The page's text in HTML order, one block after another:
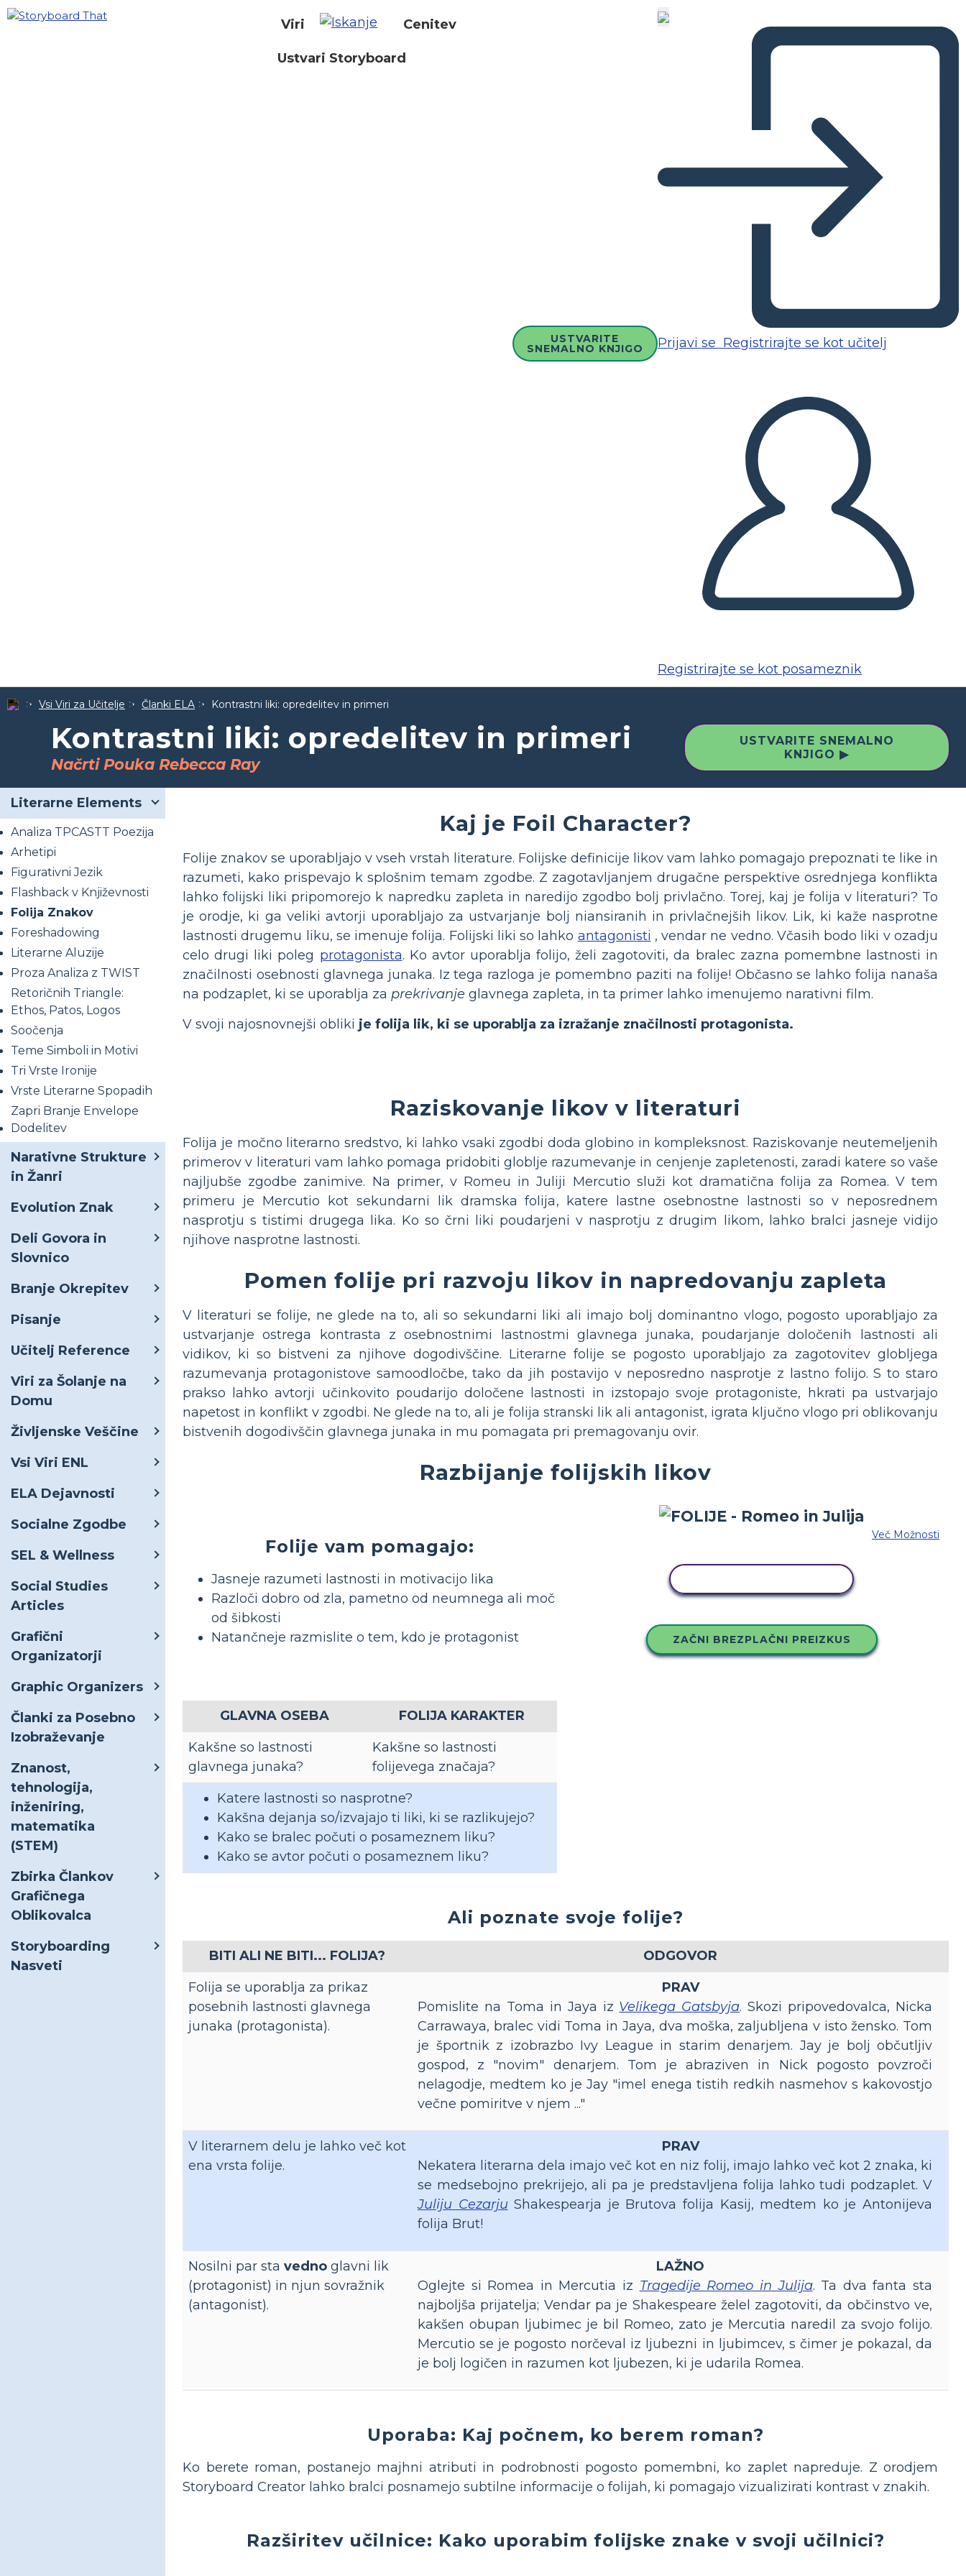
Viri Cenitev
Ustvari Storyboard
USTVARITE
SNEMALNO KNJIGO Prijavi se Registrirajte se kot učitelj
Registrirajte se kot posameznik
Vsi Viri za Učitelje Članki ELA Kontrastni liki: opredelitev in primeri
Kontrastni liki: opredelitev in primeri
Načrti Pouka Rebecca Ray
USTVARITE SNEMALNO
KNJIGO ▶
Literarne Elements
Analiza TPCASTT Poezija
Arhetipi
Figurativni Jezik
Flashback v Književnosti
Folija Znakov
Foreshadowing
Literarne Aluzije
Proza Analiza z TWIST
Retoričnih Triangle:
Ethos, Patos, Logos
Soočenja
Teme Simboli in Motivi
Tri Vrste Ironije
Vrste Literarne Spopadih
Zapri Branje Envelope
Dodelitev
Narativne Strukture
in Žanri
Evolution Znak
Deli Govora in
Slovnico
Branje Okrepitev
Pisanje
Učitelj Reference
Viri za Šolanje na
Domu
Življenske Veščine
Vsi Viri ENL
ELA Dejavnosti
Socialne Zgodbe
SEL & Wellness
Social Studies
Articles
Grafični
Organizatorji
Graphic Organizers
Članki za Posebno
Izobraževanje
Znanost,
tehnologija,
inženiring,
matematika
(STEM)
Zbirka Člankov
Grafičnega
Oblikovalca
Storyboarding
Nasveti
Kaj je Foil Character?
Folije znakov se uporabljajo v vseh vrstah literature. Folijske definicije likov vam lahko pomagajo prepoznati te like in
razumeti, kako prispevajo k splošnim temam zgodbe. Z zagotavljanjem drugačne perspektive osrednjega konflikta
lahko folijski liki pripomorejo k napredku zapleta in naredijo zgodbo bolj privlačno. Torej, kaj je folija v literaturi? To
je orodje, ki ga veliki avtorji uporabljajo za ustvarjanje bolj niansiranih in privlačnejših likov. Lik, ki kaže nasprotne
lastnosti drugemu liku, se imenuje folija. Folijski liki so lahko antagonisti , vendar ne vedno. Včasih bodo liki v ozadju
celo drugi liki poleg protagonista. Ko avtor uporablja folijo, želi zagotoviti, da bralec zazna pomembne lastnosti in
značilnosti osebnosti glavnega junaka. Iz tega razloga je pomembno paziti na folije! Občasno se lahko folija nanaša
na podzaplet, ki se uporablja za prekrivanje glavnega zapleta, in ta primer lahko imenujemo narativni film.
V svoji najosnovnejši obliki je folija lik, ki se uporablja za izražanje značilnosti protagonista.
Raziskovanje likov v literaturi
Folija je močno literarno sredstvo, ki lahko vsaki zgodbi doda globino in kompleksnost. Raziskovanje neutemeljenih
primerov v literaturi vam lahko pomaga pridobiti globlje razumevanje in cenjenje zapletenosti, zaradi katere so vaše
najljubše zgodbe zanimive. Na primer, v Romeu in Juliji Mercutio služi kot dramatična folija za Romea. V tem
primeru je Mercutio kot sekundarni lik dramska folija, katere lastne osebnostne lastnosti so v neposrednem
nasprotju s tistimi drugega lika. Ko so črni liki poudarjeni v nasprotju z drugim likom, lahko bralci jasneje vidijo
njihove nasprotne lastnosti.
Pomen folije pri razvoju likov in napredovanju zapleta
V literaturi se folije, ne glede na to, ali so sekundarni liki ali imajo bolj dominantno vlogo, pogosto uporabljajo za
ustvarjanje ostrega kontrasta z osebnostnimi lastnostmi glavnega junaka, poudarjanje določenih lastnosti ali
vidikov, ki so bistveni za njihove dogodivščine. Literarne folije se pogosto uporabljajo za zagotovitev globljega
razumevanja protagonistove samoodločbe, tako da jih postavijo v neposredno nasprotje z lastno folijo. S to staro
prakso lahko avtorji učinkovito poudarijo določene lastnosti in izstopajo svoje protagoniste, hkrati pa ustvarjajo
napetost in konflikt v zgodbi. Ne glede na to, ali je folija stranski lik ali antagonist, igrata ključno vlogo pri oblikovanju
bistvenih dogodivščin glavnega junaka in mu pomagata pri premagovanju ovir.
Razbijanje folijskih likov
Folije vam pomagajo:
Jasneje razumeti lastnosti in motivacijo lika
Razloči dobro od zla, pametno od neumnega ali moč
od šibkosti
Natančneje razmislite o tem, kdo je protagonist
GLAVNA OSEBA
FOLIJA KARAKTER
Kakšne so lastnosti
glavnega junaka?
Kakšne so lastnosti
folijevega značaja?
Katere lastnosti so nasprotne?
Kakšna dejanja so/izvajajo ti liki, ki se razlikujejo?
Kako se bralec počuti o posameznem liku?
Kako se avtor počuti o posameznem liku?
Več Možnosti
ZAČNI BREZPLAČNI PREIZKUS
Ali poznate svoje folije?
BITI ALI NE BITI... FOLIJA?
ODGOVOR
Folija se uporablja za prikaz
posebnih lastnosti glavnega
junaka (protagonista).
PRAV
Pomislite na Toma in Jaya iz Velikega Gatsbyja. Skozi pripovedovalca, Nicka
Carrawaya, bralec vidi Toma in Jaya, dva moška, zaljubljena v isto žensko. Tom
je športnik z izobrazbo Ivy League in starim denarjem. Jay je bolj občutljiv
gospod, z "novim" denarjem. Tom je abraziven in Nick pogosto povzroči
nelagodje, medtem ko je Jay "imel enega tistih redkih nasmehov s kakovostjo
večne pomiritve v njem ..."
V literarnem delu je lahko več kot
ena vrsta folije.
PRAV
Nekatera literarna dela imajo več kot en niz folij, imajo lahko več kot 2 znaka, ki
se medsebojno prekrijejo, ali pa je predstavljena folija lahko tudi podzaplet. V
Juliju CezarjuShakespearja je Brutova folija Kasij, medtem ko je Antonijeva
folija Brut!
Nosilni par sta vedno glavni lik
(protagonist) in njun sovražnik
(antagonist).
LAŽNO
Oglejte si Romea in Mercutia iz Tragedije Romeo in Julija. Ta dva fanta sta
najboljša prijatelja; Vendar pa je Shakespeare želel zagotoviti, da občinstvo ve,
kakšen obupan ljubimec je bil Romeo, zato je Mercutia naredil za svojo folijo.
Mercutio se je pogosto norčeval iz ljubezni in ljubimcev, s čimer je pokazal, da
je bolj logičen in razumen kot ljubezen, ki je udarila Romea.
Uporaba: Kaj počnem, ko berem roman?
Ko berete roman, postanejo majhni atributi in podrobnosti pogosto pomembni, ko zaplet napreduje. Z orodjem
Storyboard Creator lahko bralci posnamejo subtilne informacije o folijah, ki pomagajo vizualizirati kontrast v znakih.
Razširitev učilnice: Kako uporabim folijske znake v svoji učilnici?